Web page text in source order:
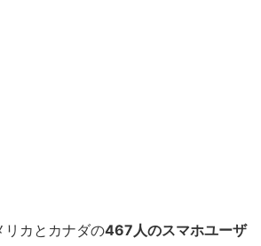
リカとカナダの467人のスマホユーザ